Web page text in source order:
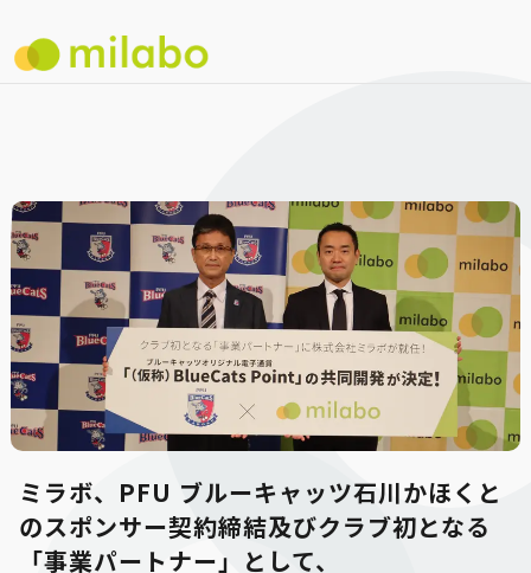
ミラボ、PFU ブルーキャッツ⽯川かほくと
のスポンサー契約締結及びクラブ初となる
「事業パートナー」として、